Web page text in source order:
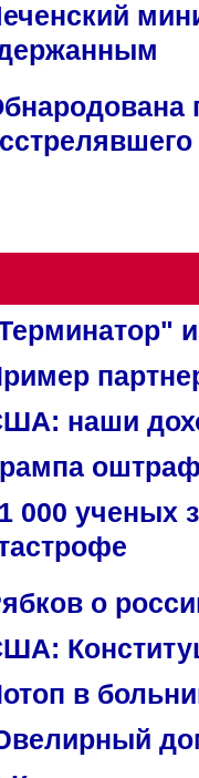
наши
000 ученых
о
в